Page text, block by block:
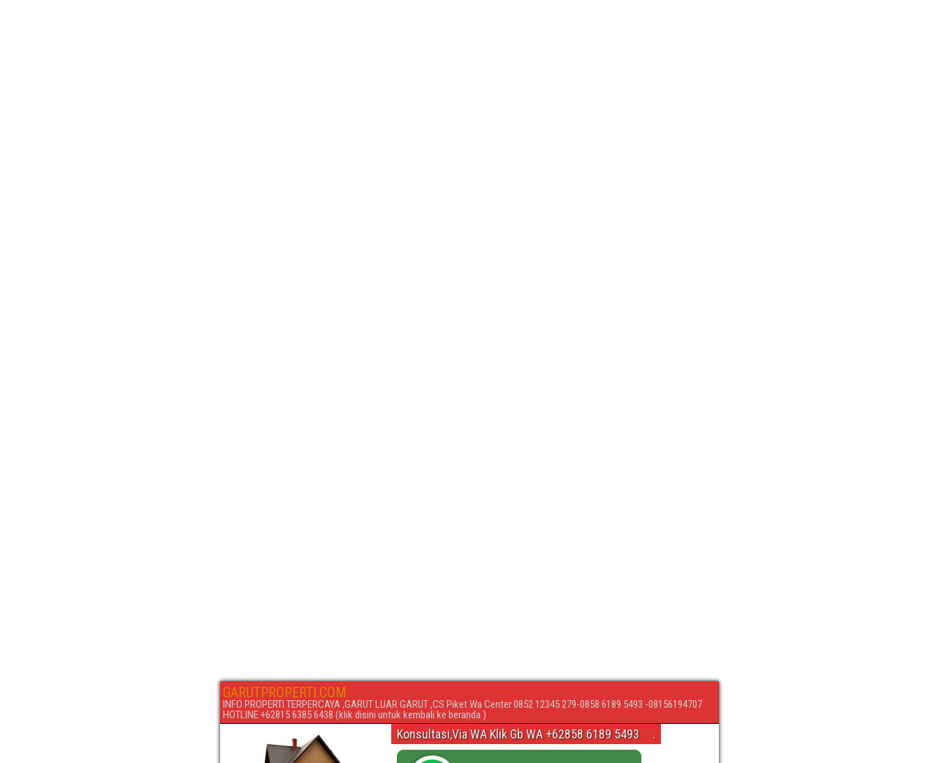
GARUTPROPERTI.COM
INFO PROPERTI TERPERCAYA ,GARUT LUAR GARUT ,CS Piket Wa Center 0852 12345 279-0858 6189 5493 -08156194707
HOTLINE +62815 6385 6438 (klik disini untuk kembali ke beranda )
Konsultasi,Via WA Klik Gb WA +62858 6189 5493 .